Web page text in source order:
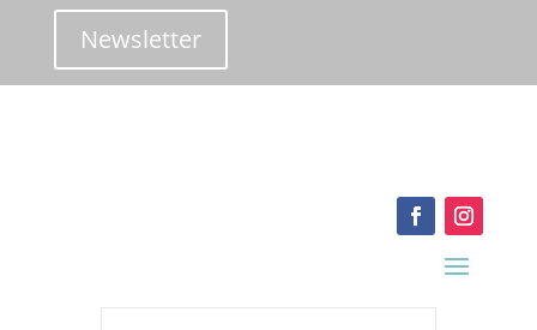
Newsletter